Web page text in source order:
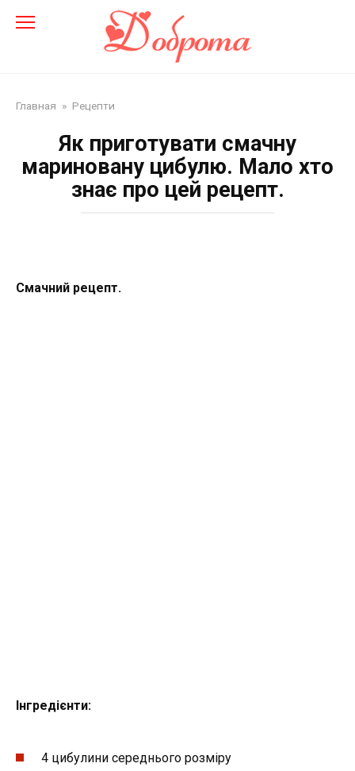
Главная » Рецепти
Як приготувати смачну
мариновану цибулю. Мало хто
знає про цей рецепт.
Смачний рецепт.
Інгредієнти:
4 цибулини середнього розміру